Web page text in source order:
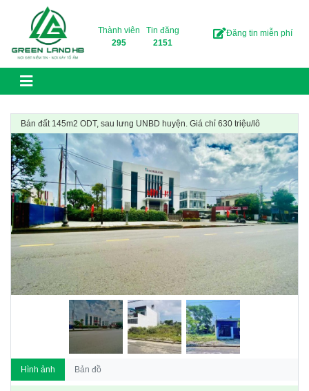
Skip to content
Thành viên
295
Tin đăng
2151
Đăng tin miễn phí
Bán đất 145m2 ODT, sau lưng UNBD huyện. Giá chỉ 630 triệu/lô
Hình ảnh Bản đồ